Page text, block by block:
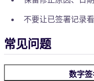
不要让已签署记录
常见问题
数字签